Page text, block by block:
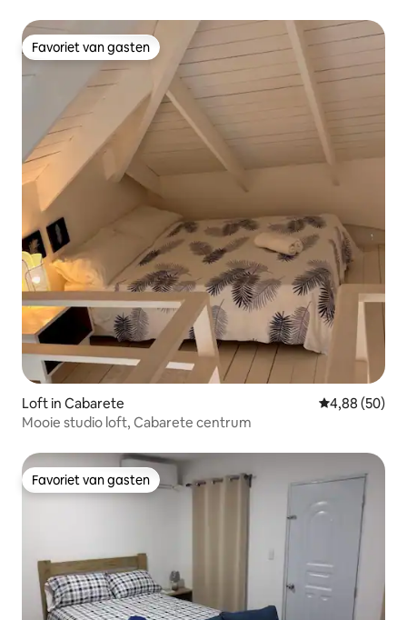
Favoriet van gasten
Favoriet van gasten
Loft in Cabarete Gemiddelde
4,88 (50)
Mooie studio loft, Cabarete centrum
Favoriet van gasten
Favoriet van gasten